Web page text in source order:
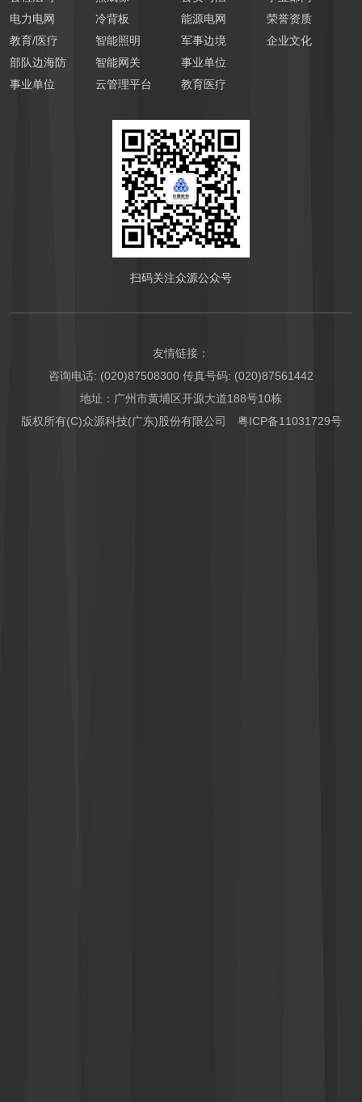
电力电网
教育/医疗
部队边海防
事业单位
冷背板
智能照明
智能网关
云管理平台
能源电网
军事边境
事业单位
教育医疗
荣誉资质
企业文化
扫码关注众源公众号
友情链接：
咨询电话: (020)87508300 传真号码: (020)87561442
地址：广州市黄埔区开源大道188号10栋
版权所有(C)众源科技(广东)股份有限公司 粤ICP备11031729号